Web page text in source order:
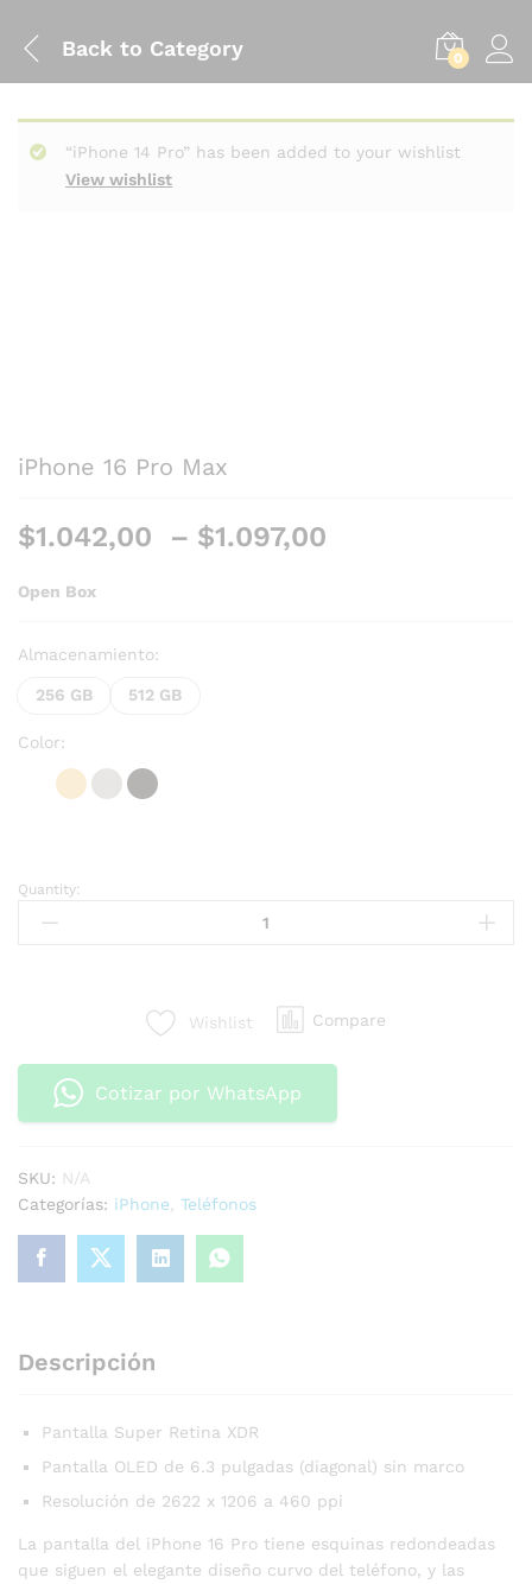
Back to Category 0
View wishlist
“iPhone 14 Pro” has been added to your wishlist
iPhone 16 Pro Max
$1.042,00 – $1.097,00
Open Box
Almacenamiento:
256 GB 512 GB
Color:
Quantity:
Wishlist Compare
Cotizar por WhatsApp
SKU: N/A
Categorías: iPhone Teléfonos
Descripción
Pantalla Super Retina XDR
Pantalla OLED de 6.3 pulgadas (diagonal) sin marco
Resolución de 2622 x 1206 a 460 ppi
La pantalla del iPhone 16 Pro tiene esquinas redondeadas
que siguen el elegante diseño curvo del teléfono, y las